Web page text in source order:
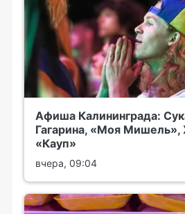
Афиша Калининграда:
Гагарина, «Моя Мишель»,
«Кауп»
вчера, 09:04